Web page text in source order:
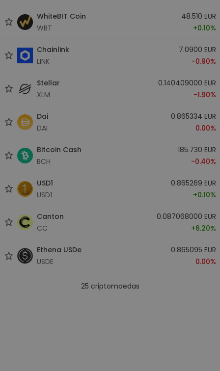
WhiteBIT Coin
WBT
48.510 EUR
+0.10%
Chainlink
LINK
7.0900 EUR
-0.90%
Stellar
XLM
0.140409000 EUR
-1.90%
Dai
DAI
0.865334 EUR
0.00%
Bitcoin Cash
BCH
185.730 EUR
-0.40%
USD1
USD1
0.865269 EUR
+0.10%
Canton
CC
0.087068000 EUR
+6.20%
Ethena USDe
USDE
0.865095 EUR
0.00%
25 criptomoedas